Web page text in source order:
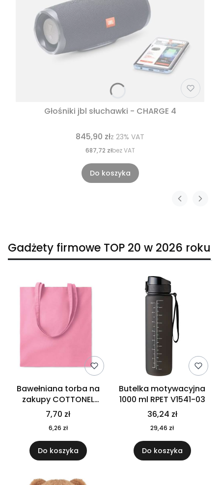
Głośniki jbl słuchawki - CHARGE 4
845,90 złz 23% VAT
687,72 złbez VAT
Do koszyka
Gadżety firmowe TOP 20 w 2026 roku
Bawełniana torba na
zakupy COTTONEL
COLOUR++ MO9846-11
7,70 zł
6,26 zł
Do koszyka
Butelka motywacyjna
1000 ml RPET V1541-03
36,24 zł
29,46 zł
Do koszyka